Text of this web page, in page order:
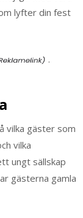
lyfter din fest
.
vilka gäster som
vilka
ungt sällskap
gästerna gamla